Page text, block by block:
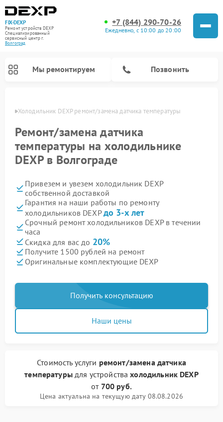
FIX-DEXP
Ремонт устройств DEXP
Специализированный
cервисный центр г.
Волгоград
+7 (844) 290-70-26
Ежедневно, с 10:00 до 20:00
Мы ремонтируем Позвонить
Холодильник DEXP ремонт/замена датчика температуры
Ремонт/замена датчика
температуры на холодильнике
DEXP в Волгограде
Привезем и увезем холодильник DEXP
собственной доставкой
Гарантия на наши работы по ремонту
холодильников DEXPдо 3-х лет
Срочный ремонт холодильников DEXP в течении
часа
Скидка для вас до 20%
Получите 1500 рублей на ремонт
Оригинальные комплектующие DEXP
Получить консультацию
Наши цены
Стоимость услуги ремонт/замена датчика
температурыдля устройствахолодильник DEXP
от 700 руб.
Цена актуальна на текущую дату 08.08.2026